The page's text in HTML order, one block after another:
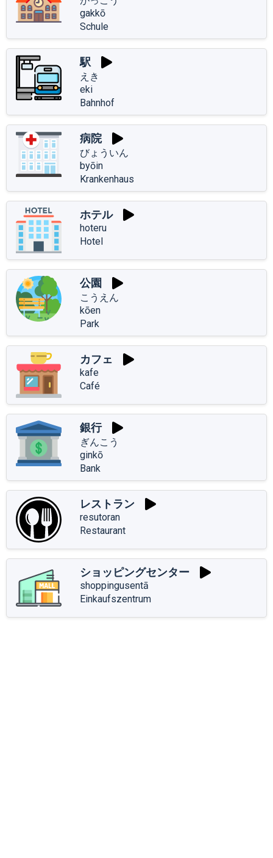
gakkō
Schule
駅
えき
eki
Bahnhof
病院
びょういん
byōin
Krankenhaus
ホテル
hoteru
Hotel
公園
こうえん
kōen
Park
カフェ
kafe
Café
銀行
ぎんこう
ginkō
Bank
レストラン
resutoran
Restaurant
ショッピングセンター
shoppingusentā
Einkaufszentrum